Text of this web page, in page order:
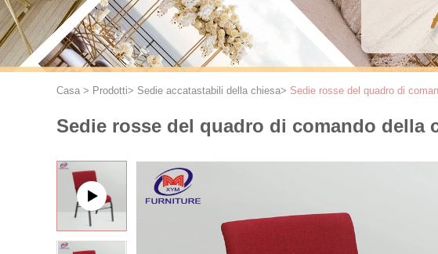
Casa > Prodotti> Sedie accatastabili della chiesa> Sedie rosse del quadro di
Sedie rosse del quadro di comando